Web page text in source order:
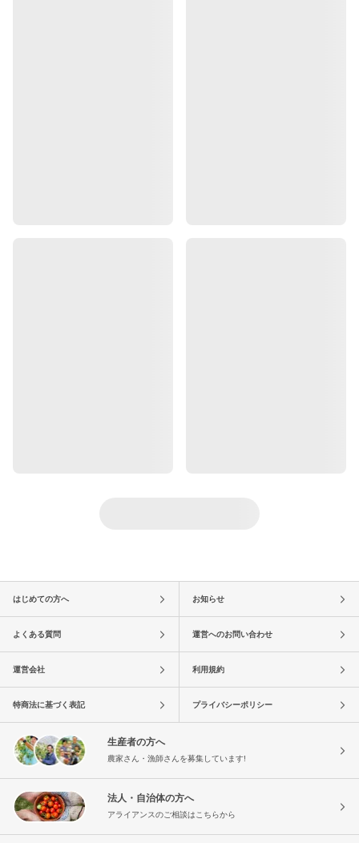
はじめての方へ お知らせ
よくある質問 運営へのお問い合わせ
運営会社 利用規約
特商法に基づく表記 プライバシーポリシー
生産者の方へ
農家さん・漁師さんを募集しています!
法人・自治体の方へ
アライアンスのご相談はこちらから